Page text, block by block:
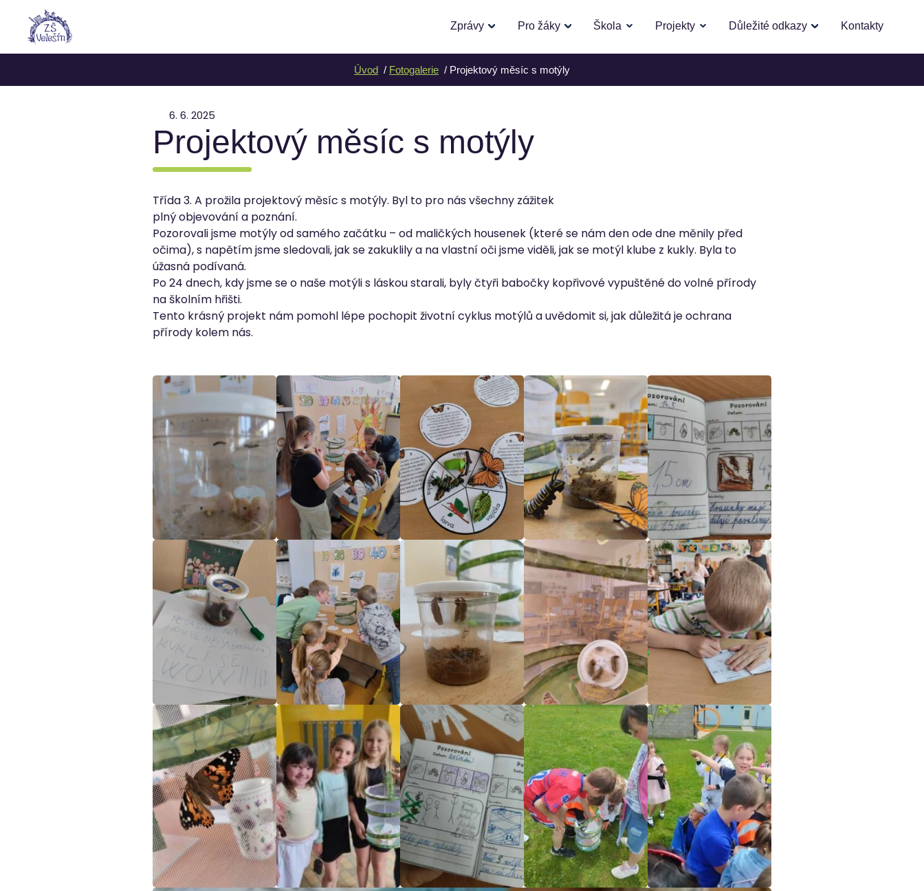
Zprávy Pro žáky Škola Projekty Důležité odkazy Kontakty
Úvod Fotogalerie Projektový měsíc s motýly
6. 6. 2025
Projektový měsíc s motýly
Třída 3. A prožila projektový měsíc s motýly. Byl to pro nás všechny zážitek
plný objevování a poznání.
Pozorovali jsme motýly od samého začátku – od maličkých housenek (které se nám den ode dne měnily před
očima), s napětím jsme sledovali, jak se zakuklily a na vlastní oči jsme viděli, jak se motýl klube z kukly. Byla to
úžasná podívaná.
Po 24 dnech, kdy jsme se o naše motýli s láskou starali, byly čtyři babočky kopřivové vypuštěné do volné přírody
na školním hřišti.
Tento krásný projekt nám pomohl lépe pochopit životní cyklus motýlů a uvědomit si, jak důležitá je ochrana
přírody kolem nás.